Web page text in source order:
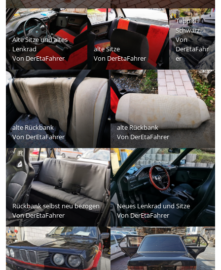
Alte Sitze und altes
Lenkrad
VonDerEtaFahrer
alte Sitze
Von DerEtaFahrer
Teppich
Schwarz
gefärbt
Von
DerEtaFahr
er
alte Rückbank
VonDerEtaFahrer
alte Rückbank
VonDerEtaFahrer
Rückbank selbst neu bezogen
VonDerEtaFahrer
Neues Lenkrad und Sitze
VonDerEtaFahrer